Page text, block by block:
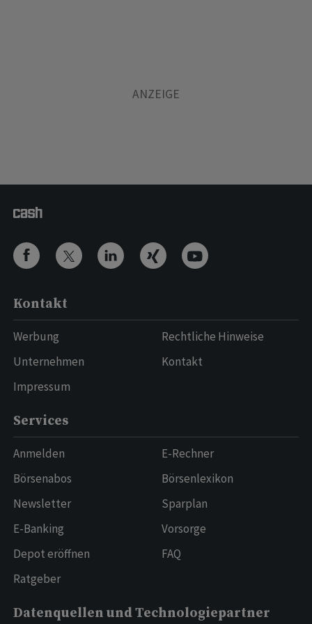
Kontakt
Werbung
Unternehmen
Impressum
Rechtliche Hinweise
Kontakt
Services
Anmelden
Börsenabos
Newsletter
E-Banking
Depot eröffnen
Ratgeber
E-Rechner
Börsenlexikon
Sparplan
Vorsorge
FAQ
Datenquellen und Technologiepartner